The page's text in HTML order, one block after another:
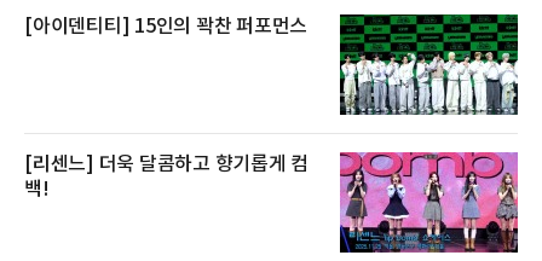
[아이덴티티] 15인의 꽉찬 퍼포먼스
[리센느] 더욱 달콤하고 향기롭게 컴
백!